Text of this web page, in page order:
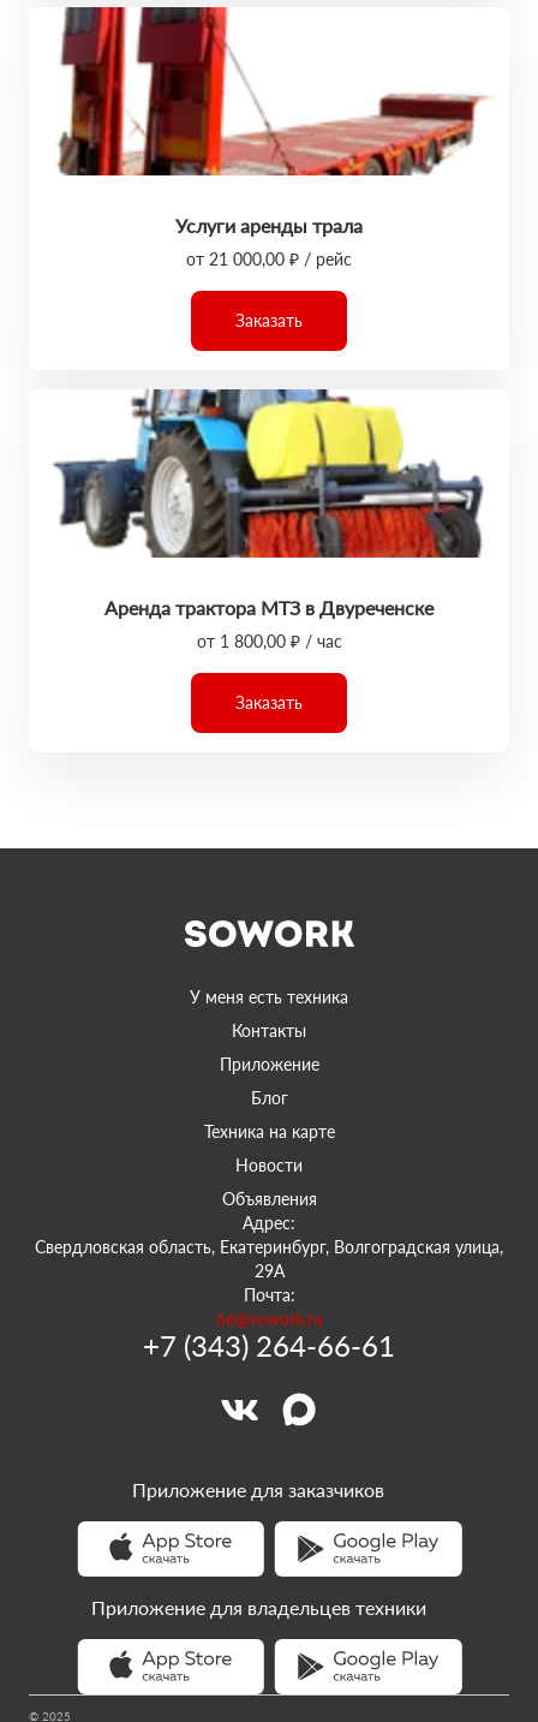
Услуги аренды трала
от 21 000,00 ₽ / рейс
Заказать
Аренда трактора МТЗ в Двуреченске
от 1 800,00 ₽ / час
Заказать
У меня есть техника
Контакты
Приложение
Блог
Техника на карте
Новости
Объявления
Адрес:
Свердловская область, Екатеринбург, Волгоградская улица,
29А
Почта:
66@sowork.ru
+7 (343) 264-66-61
© 2025
Приложение для заказчиков
Приложение для владельцев техники